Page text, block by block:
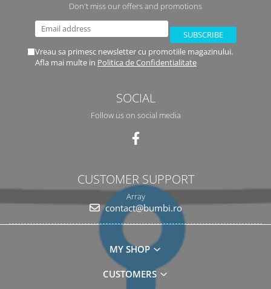
Don't miss our offers and promotions
Vreau sa primesc newsletter cu promotiile magazinului.
Afla mai multe in Politica de Confidentialitate
SOCIAL
Follow us on social media
CUSTOMER SUPPORT
Array
contact@bumbi.ro
MY SHOP
CUSTOMERS